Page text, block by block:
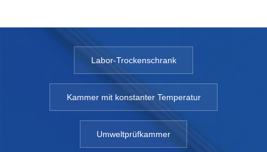
Labor-Trockenschrank
Kammer mit konstanter Temperatur
Umweltprüfkammer